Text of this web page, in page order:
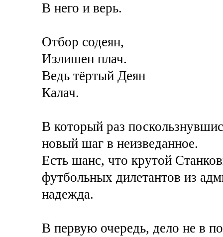
В него и верь.
Отбор содеян,
Излишен плач.
Ведь тёртый Деян
Калач.
В который раз
новый шаг в неизведанное.
Есть шанс, что крутой
футбольных дилетантов из
надежда.
В первую очередь, дело не в